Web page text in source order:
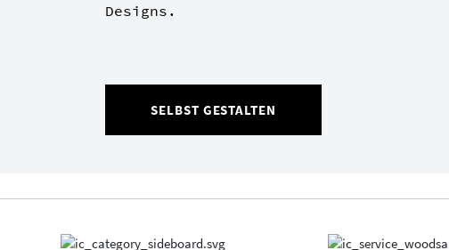
Designs.
SELBST GESTALTEN